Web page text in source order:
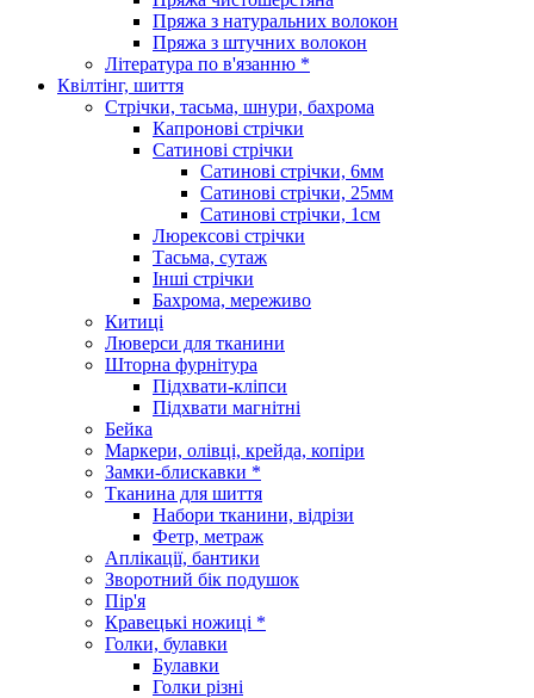
Пряжа з натуральних волокон
Пряжа з штучних волокон
Література по в'язанню *
Квілтінг, шиття
Стрічки, тасьма, шнури, бахрома
Капронові стрічки
Сатинові стрічки
Сатинові стрічки, 6мм
Сатинові стрічки, 25мм
Сатинові стрічки, 1см
Люрексові стрічки
Тасьма, сутаж
Інші стрічки
Бахрома, мереживо
Китиці
Люверси для тканини
Шторна фурнітура
Підхвати-кліпси
Підхвати магнітні
Бейка
Маркери, олівці, крейда, копіри
Замки-блискавки *
Тканина для шиття
Набори тканини, відрізи
Фетр, метраж
Аплікації, бантики
Зворотний бік подушок
Пір'я
Кравецькі ножиці *
Голки, булавки
Булавки
Голки різні